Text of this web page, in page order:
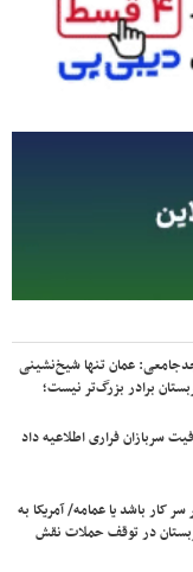
عمان تنها شیخ‌نشینی
برادر بزرگ‌تر نیست؛
سربازان فراری اطلاعیه داد
کار باشد یا عمامه/ آمریکا به
در توقف حملات نقش